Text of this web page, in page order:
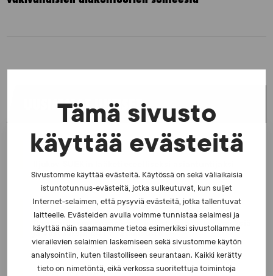
Tämä sivusto
käyttää evästeitä
Sivustomme käyttää evästeitä. Käytössä on sekä väliaikaisia
istuntotunnus-evästeitä, jotka sulkeutuvat, kun suljet
Internet-selaimen, että pysyviä evästeitä, jotka tallentuvat
laitteelle. Evästeiden avulla voimme tunnistaa selaimesi ja
käyttää näin saamaamme tietoa esimerkiksi sivustollamme
vierailevien selaimien laskemiseen sekä sivustomme käytön
analysointiin, kuten tilastolliseen seurantaan. Kaikki kerätty
tieto on nimetöntä, eikä verkossa suoritettuja toimintoja
UUSIMMAT UUTISET
UUTISET - 5.8.2026
UUTISET - 16.7.2026
Dopingrikkomuspäätösten julkistaminen: kysymyksiä
ja vastauksia EUT:n ratkaisusta